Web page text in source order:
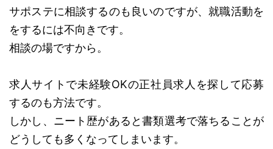
サポステに相談するのも良いのですが、就職活動を
をするには不向きです。
相談の場ですから。
求人サイトで未経験OKの正社員求人を探して応募
するのも方法です。
しかし、ニート歴があると書類選考で落ちることが
どうしても多くなってしまいます。